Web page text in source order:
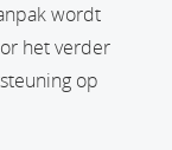
wordt
het verder
op